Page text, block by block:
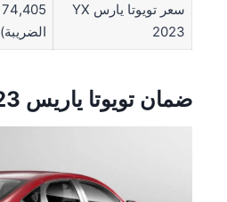
سعر تويوتا يارس YX
2023
الضريبة)
ضمان تويوتا ياريس 2023